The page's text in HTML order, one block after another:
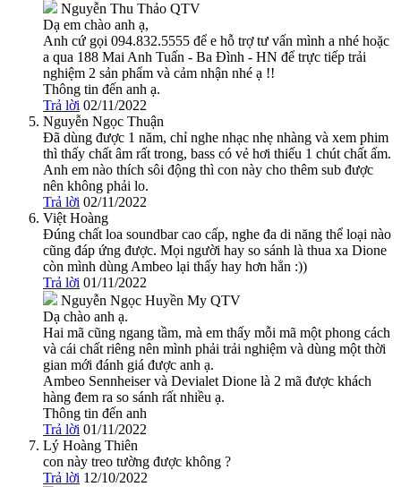
Nguyễn Thu Thảo QTV
Dạ em chào anh ạ,
Anh cứ gọi 094.832.5555 để e hỗ trợ tư vấn mình a nhé hoặc
a qua 188 Mai Anh Tuấn - Ba Đình - HN để trực tiếp trải
nghiệm 2 sản phẩm và cảm nhận nhé ạ !!
Thông tin đến anh ạ.
Trả lời 02/11/2022
Nguyễn Ngọc Thuận
Đã dùng được 1 năm, chỉ nghe nhạc nhẹ nhàng và xem phim
thì thấy chất âm rất trong, bass có vẻ hơi thiếu 1 chút chất ấm.
Anh em nào thích sôi động thì con này cho thêm sub được
nên không phải lo.
Trả lời 02/11/2022
Việt Hoàng
Đúng chất loa soundbar cao cấp, nghe đa di năng thể loại nào
cũng đáp ứng được. Mọi người hay so sánh là thua xa Dione
còn mình dùng Ambeo lại thấy hay hơn hẳn :))
Trả lời 01/11/2022
Nguyễn Ngọc Huyền My QTV
Dạ chào anh ạ.
Hai mã cũng ngang tầm, mà em thấy mỗi mã một phong cách
và cái chất riêng nên mình phải trải nghiệm và dùng một thời
gian mới đánh giá được anh ạ.
Ambeo Sennheiser và Devialet Dione là 2 mã được khách
hàng đem ra so sánh rất nhiều ạ.
Thông tin đến anh
Trả lời 01/11/2022
Lý Hoàng Thiên
con này treo tường được không ?
Trả lời 12/10/2022